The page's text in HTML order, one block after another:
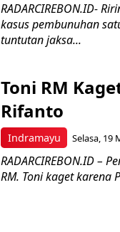
RADARCIREBON.ID-
kasus pembunuhan
tuntutan jaksa...
Indramayu
Toni RM
Rifanto
Selasa, 19
RADARCIREBON.ID –
RM. Toni kaget karena